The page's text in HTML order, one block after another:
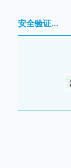
安全验证...